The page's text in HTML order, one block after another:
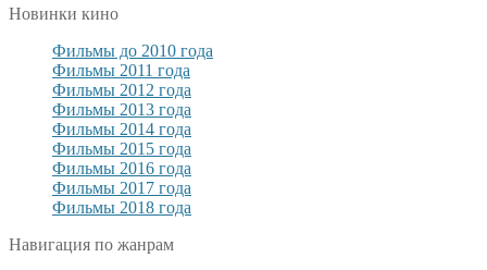
Новинки кино
Фильмы до 2010 года
Фильмы 2011 года
Фильмы 2012 года
Фильмы 2013 года
Фильмы 2014 года
Фильмы 2015 года
Фильмы 2016 года
Фильмы 2017 года
Фильмы 2018 года
Навигация по жанрам